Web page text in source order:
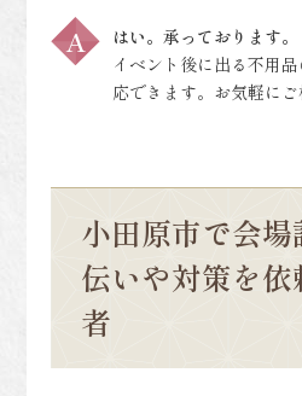
はい。承っております。
イベント後に出る不用
応できます。お気軽にご
小田原市で会
伝いや対策を
者